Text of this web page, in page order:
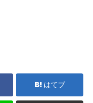
はてブ